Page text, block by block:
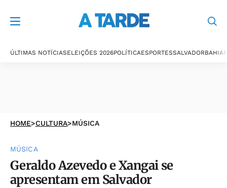
ÚLTIMAS NOTÍCIASELEIÇÕES 2026POLÍTICAESPORTESSALVADORBAHIA
HOME>CULTURA>MÚSICA
MÚSICA
Geraldo Azevedo e Xangai se
apresentam em Salvador